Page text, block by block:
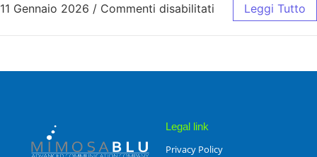
11 Gennaio 2026 / Commenti disabilitati Leggi Tutto
Legal link
Privacy Policy